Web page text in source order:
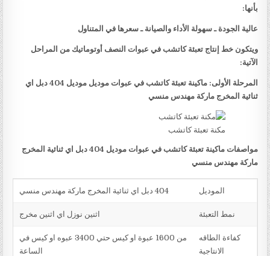
بأنها:
عالية الجودة ـ سهولة الأداء والصيانة ـ سعرها في المتناول
ويتكون خط إنتاج تعبئة كاتشب في عبوات النصف أوتوماتيك من المراحل
الآتية:
المرحلة الأولى: ماكينة تعبئة كاتشب في عبوات موديل موديل 404 دبل اي
ثنائية المخرج ماركة مهندس منسي
مكنة تعبئة كاتشب
مواصفات ماكينة تعبئة كاتشب في عبوات موديل 404 دبل اي ثنائية المخرج
ماركة مهندس منسي
الموديل 404 دبل اي ثنائية المخرج ماركة مهندس منسي
نمط التعبئة اثنين نوزل اي اثنين مخرج
كفاءة الطاقه
الانتاجية
من 1600 عبوة او كيس حتي 3400 عبوه او كيس في
الساعة